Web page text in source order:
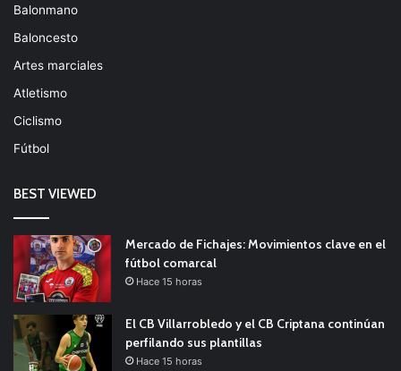
Balonmano
Baloncesto
Artes marciales
Atletismo
Ciclismo
Fútbol
BEST VIEWED
Mercado de Fichajes: Movimientos clave en el
fútbol comarcal
Hace 15 horas
El CB Villarrobledo y el CB Criptana continúan
perfilando sus plantillas
Hace 15 horas